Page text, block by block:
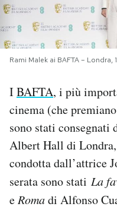
NEWSLETTER
I MIEI PREFERITI
SHOP
CALENDARIO
AREA PERSONALE
Newsletter
Rami Malek ai BAFTA –
IBAFTA, i più
cinema (che
sono stati consegnati
Albert Hall di
condotta dall’attrice
serata sono stati La
e Romadi Alfonso